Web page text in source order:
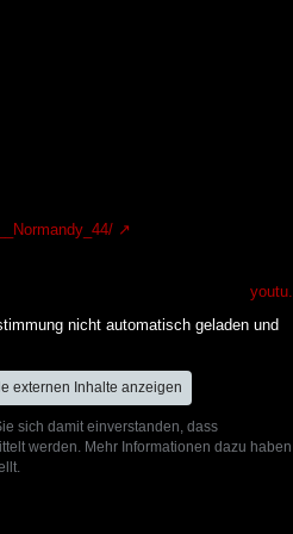
nicht automatisch geladen und
externen Inhalte anzeigen
sich damit einverstanden, dass
werden. Mehr Informationen dazu